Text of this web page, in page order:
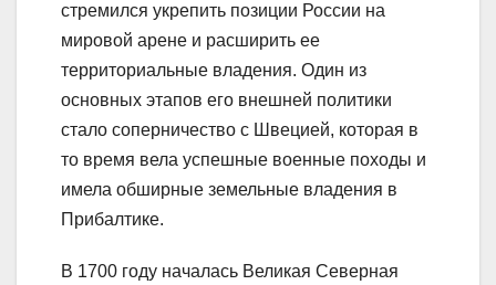
стремился укрепить позиции России на
мировой арене и расширить ее
территориальные владения. Один из
основных этапов его внешней политики
стало соперничество с Швецией, которая в
то время вела успешные военные походы и
имела обширные земельные владения в
Прибалтике.
В 1700 году началась Великая Северная